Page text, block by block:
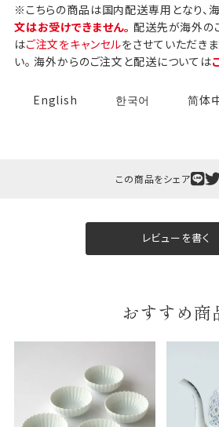
※こちらの商品は国内配送専用となり、
文はお受けできません。 配送先が海外の
はご注文をキャンセルをさせていただき
い。 海外からのご注文と配送については
English 한국어 简体
この商品をシェア
レビューを書く
おすすめ商